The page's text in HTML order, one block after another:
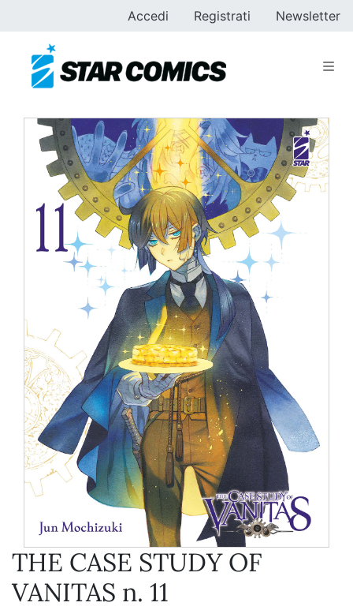
Accedi Registrati Newsletter
THE CASE STUDY OF
VANITAS n. 11